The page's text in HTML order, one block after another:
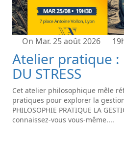
On Mar. 25 août 2026
Atelier pratique :
DU STRESS
Cet atelier philosophique mêle
pratiques pour explorer la
PHILOSOPHIE PRATIQUE LA
connaissez-vous vous-même....